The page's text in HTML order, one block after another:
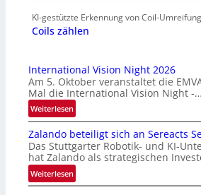
KI-gestützte Erkennung von Coil-
Coils zählen
International Vision Night 2026
Am 5. Oktober veranstaltet die
Mal die International Vision Night -…
Weiterlesen:
I
n
t
e
r
n
Zalando beteiligt sich an Sereacts
Das Stuttgarter Robotik- und KI-
hat Zalando als strategischen
Weiterlesen:
Z